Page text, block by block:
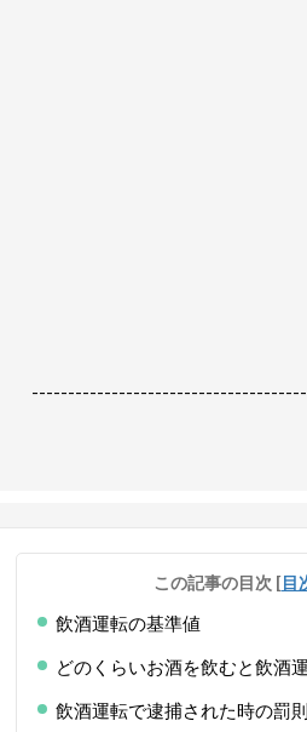
この記事の目次 [目
飲酒運転の基準値
どのくらいお酒を飲むと飲酒
飲酒運転で逮捕された時の罰則